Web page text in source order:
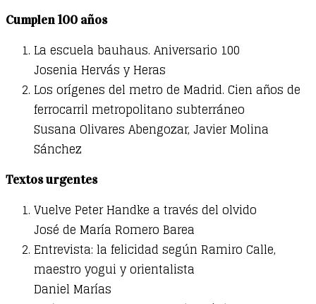
Cumplen 100 años
La escuela bauhaus. Aniversario 100
Josenia Hervás y Heras
Los orígenes del metro de Madrid. Cien años de
ferrocarril metropolitano subterráneo
Susana Olivares Abengozar, Javier Molina
Sánchez
Textos urgentes
Vuelve Peter Handke a través del olvido
José de María Romero Barea
Entrevista: la felicidad según Ramiro Calle,
maestro yogui y orientalista
Daniel Marías